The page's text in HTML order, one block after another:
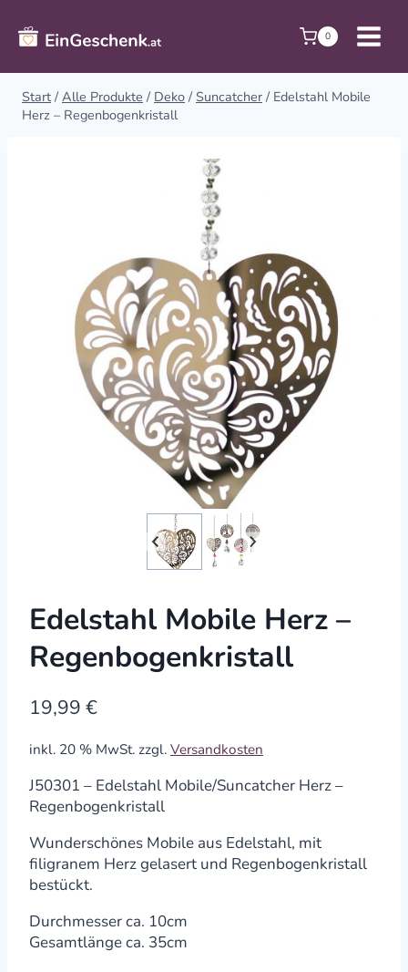
Inhalt
springen
0
Start / Alle Produkte / Deko / Suncatcher / Edelstahl Mobile
Herz – Regenbogenkristall
Edelstahl Mobile Herz –
Regenbogenkristall
19,99 €
inkl. 20 % MwSt. zzgl. Versandkosten
J50301 – Edelstahl Mobile/Suncatcher Herz –
Regenbogenkristall
Wunderschönes Mobile aus Edelstahl, mit
filigranem Herz gelasert und Regenbogenkristall
bestückt.
Durchmesser ca. 10cm
Gesamtlänge ca. 35cm